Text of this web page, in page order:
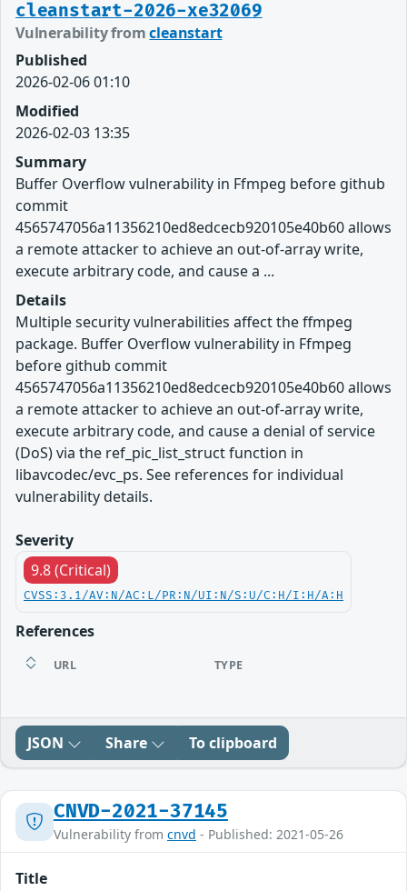
cleanstart-2026-xe32069
Vulnerability fromcleanstart
Published
2026-02-06 01:10
Modified
2026-02-03 13:35
Summary
Buffer Overflow vulnerability in Ffmpeg before github
commit
4565747056a11356210ed8edcecb920105e40b60 allows
a remote attacker to achieve an out-of-array write,
execute arbitrary code, and cause a ...
Details
Multiple security vulnerabilities affect the ffmpeg
package. Buffer Overflow vulnerability in Ffmpeg
before github commit
4565747056a11356210ed8edcecb920105e40b60 allows
a remote attacker to achieve an out-of-array write,
execute arbitrary code, and cause a denial of service
(DoS) via the ref_pic_list_struct function in
libavcodec/evc_ps. See references for individual
vulnerability details.
Severity
9.8 (Critical)
CVSS:3.1/AV:N/AC:L/PR:N/UI:N/S:U/C:H/I:H/A:H
References
URL TYPE
JSON Share To clipboard
CNVD-2021-37145
Vulnerability from cnvd - Published: 2021-05-26
Title